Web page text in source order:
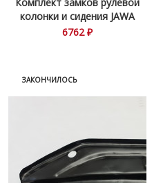
колонки и сидения JAWA
634
6762 ₽
ЗАКОНЧИЛОСЬ